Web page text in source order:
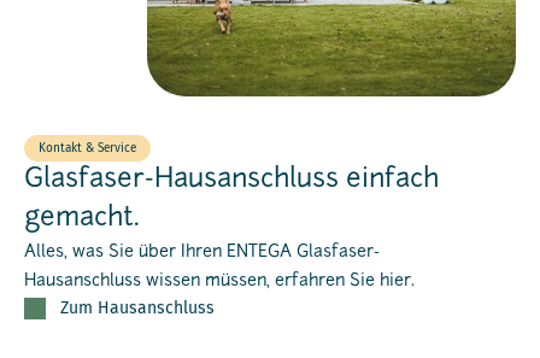
Kontakt & Service
Glasfaser-Hausanschluss einfach
gemacht.
Alles, was Sie über Ihren ENTEGA Glasfaser-
Hausanschluss wissen müssen, erfahren Sie hier.
Zum Hausanschluss